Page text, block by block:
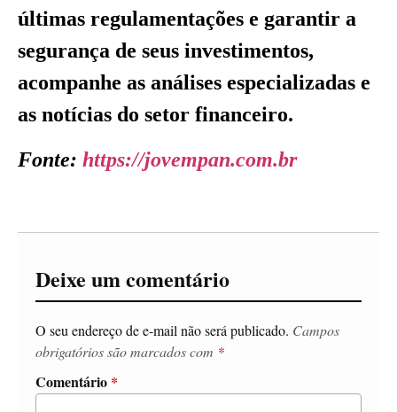
últimas regulamentações e garantir a
segurança de seus investimentos,
acompanhe as análises especializadas e
as notícias do setor financeiro.
Fonte: https://jovempan.com.br
Deixe um comentário
O seu endereço de e-mail não será publicado. Campos
obrigatórios são marcados com *
Comentário *